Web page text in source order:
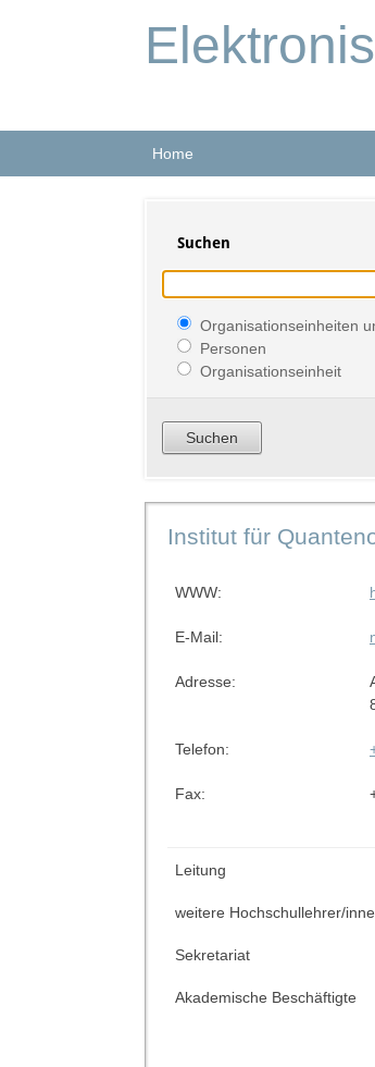
Home
Suchen
Organisationseinheiten
Personen
Organisationseinheit
Institut für
WWW:
E-Mail:
Adresse:
Telefon:
Fax:
Leitung
weitere Hochschullehrer/
Sekretariat
Akademische Beschäftigte